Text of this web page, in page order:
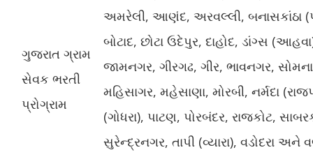
ગુજરાત ગ્રામ
સેવક ભરતી
પ્રોગ્રામ
અમરેલી, આણંદ, અરવલ્લી, બનાસકાંઠા
બોટાદ, છોટા ઉદેપુર, દાહોદ, ડાંગ્સ
જામનગર, ગીરગઢ, ગીર, ભાવનગર,
મહિસાગર, મહેસાણા, મોરબી, નર્મદા
(ગોધરા), પાટણ, પોરબંદર, રાજકોટ,
સુરેન્દ્રનગર, તાપી (વ્યારા), વડોદરા